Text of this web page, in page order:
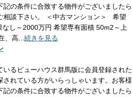
の条件に合致する物件がございましたら
相談下さい。 ＜中古マンション＞ 希望
し～2000万円 希望専有面積 50m2～上
高... 続きを見る
いるビューハウス群馬版に会員登録された
れている方がいらっしゃいます。お客様
の条件に合致する物件がございましたら